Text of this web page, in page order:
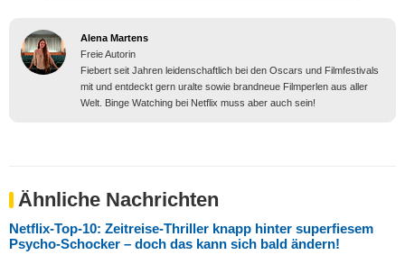
Alena Martens
Freie Autorin
Fiebert seit Jahren leidenschaftlich bei den Oscars und Filmfestivals
mit und entdeckt gern uralte sowie brandneue Filmperlen aus aller
Welt. Binge Watching bei Netflix muss aber auch sein!
Ähnliche Nachrichten
Netflix-Top-10: Zeitreise-Thriller knapp hinter superfiesem
Psycho-Schocker – doch das kann sich bald ändern!